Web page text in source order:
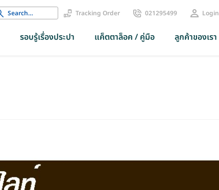
Search
for:
Tracking Order 021295499 Login
รอบรู้เรื่องประปา แค็ตตาล็อค / คู่มือ ลูกค้าของเรา